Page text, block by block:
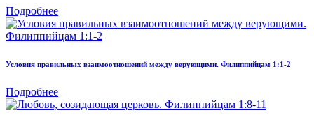
Подробнее
Условия правильных взаимоотношений между верующими. Филиппийцам 1:1-2
Подробнее